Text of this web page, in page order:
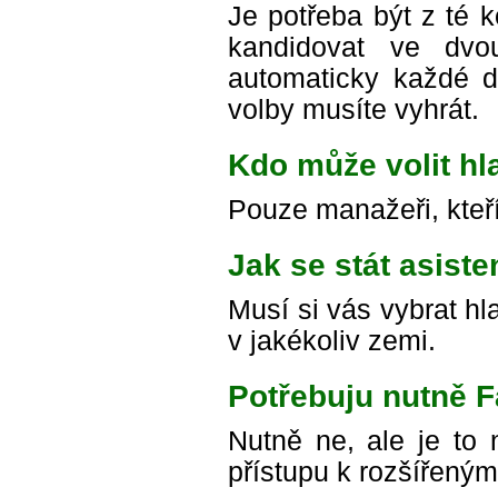
Je potřeba být z té
kandidovat ve
automaticky každé
volby musíte vyhrát.
Kdo může volit
Pouze manažeři,
Jak se stát
Musí si vás vybrat
v jakékoliv zemi.
Potřebuju nutně
Nutně ne, ale je to
přístupu k